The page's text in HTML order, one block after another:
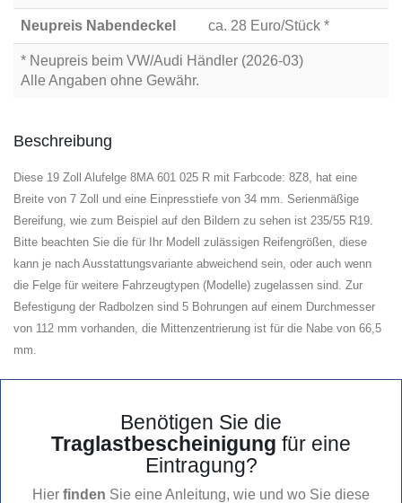
Neupreis Nabendeckel ca. 28 Euro/Stück *
* Neupreis beim VW/Audi Händler (2026-03)
Alle Angaben ohne Gewähr.
Beschreibung
Diese 19 Zoll Alufelge 8MA 601 025 R mit Farbcode: 8Z8, hat eine
Breite von 7 Zoll und eine Einpresstiefe von 34 mm. Serienmäßige
Bereifung, wie zum Beispiel auf den Bildern zu sehen ist 235/55 R19.
Bitte beachten Sie die für Ihr Modell zulässigen Reifengrößen, diese
kann je nach Ausstattungsvariante abweichend sein, oder auch wenn
die Felge für weitere Fahrzeugtypen (Modelle) zugelassen sind. Zur
Befestigung der Radbolzen sind 5 Bohrungen auf einem Durchmesser
von 112 mm vorhanden, die Mittenzentrierung ist für die Nabe von 66,5
mm.
Benötigen Sie die
Traglastbescheinigung für eine
Eintragung?
Hier finden Sie eine Anleitung, wie und wo Sie diese